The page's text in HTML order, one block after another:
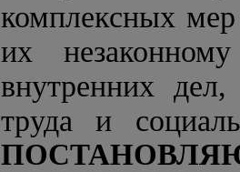
комплексных
их
внутренних
труда и